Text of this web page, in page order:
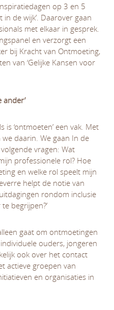
op 3 en 5
in de wijk’. Daarover gaan
met elkaar in gesprek.
en verzorgt een
bij Kracht van Ontmoeting,
van ‘Gelijke Kansen voor
ander’
is ‘ontmoeten’ een vak. Met
daarin. We gaan In de
vragen: Wat
professionele rol? Hoe
en welke rol speelt mijn
helpt de notie van
rondom inclusie
begrijpen?’
gaat om ontmoetingen
ouders, jongeren
ook over het contact
actieve groepen van
en organisaties in